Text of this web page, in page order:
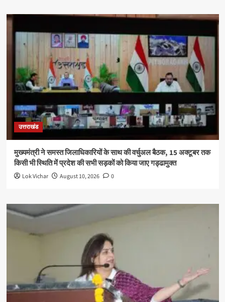
उत्तराखंड
मुख्यमंत्री ने समस्त जिलाधिकारियों के साथ की वर्चुअल बैठक, 15 अक्टूबर तक
किसी भी स्थिति में प्रदेश की सभी सड़कों को किया जाए गड्ढामुक्त
Lok Vichar August 10, 2026 0